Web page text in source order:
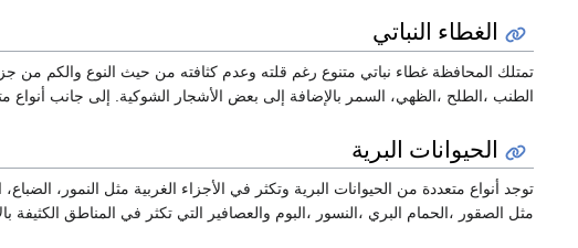
الغطاء النباتي
تمتلك المحافظة غطاء نباتي متنوع رغم قلته وعدم كثافته من حيث النوع والكم من
الطنب ،الطلح ،الظهي، السمر بالإضافة إلى بعض الأشجار الشوكية. إلى جانب أنواع
الحيوانات البرية
توجد أنواع متعددة من الحيوانات البرية وتكثر في الأجزاء الغربية مثل النمور،
مثل الصقور ،الحمام البري ،النسور ،البوم والعصافير التي تكثر في المناطق الكثيفة